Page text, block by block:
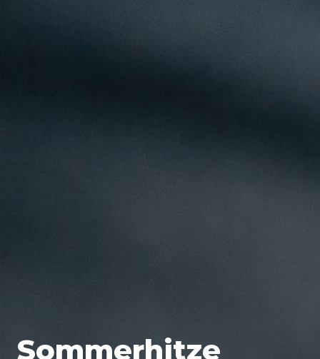
Sommerhitze